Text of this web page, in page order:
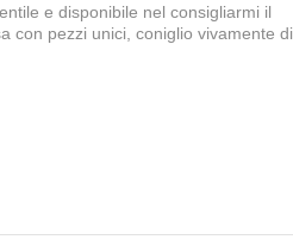
e disponibile nel consigliarmi il
con pezzi unici, coniglio vivamente di